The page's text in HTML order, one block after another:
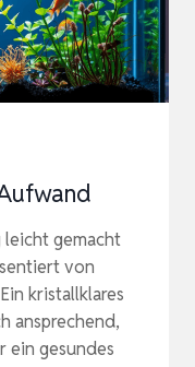
leicht gemacht
von
kristallklares
ansprechend,
ein gesundes